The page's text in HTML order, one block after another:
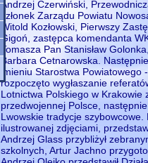
Andrzej Czerwiński,
członek Zarządu Powiatu
Witold Kozłowski, Pierwszy
Gigoń, zastępca komendanta
Tomasza Pan Stanisław
Barbara Cetnarowska.
imieniu Starostwa
rozpoczęto wygłaszanie
Lotnictwa Polskiego w
przedwojennej Polsce,
Lwowskie tradycje
ilustrowanej zdjęciami,
Andrzej Glass przybliżył
szkolnych, Artur Jachno